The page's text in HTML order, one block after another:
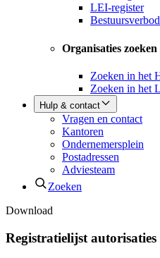
LEI-register
Organisaties zoeken
Zoeken in het
Zoeken in het
Hulp & contact
Vragen en contact
Kantoren
Ondernemersplein
Postadressen
Adviesteam
Zoeken
Download
Registratielijst autorisaties